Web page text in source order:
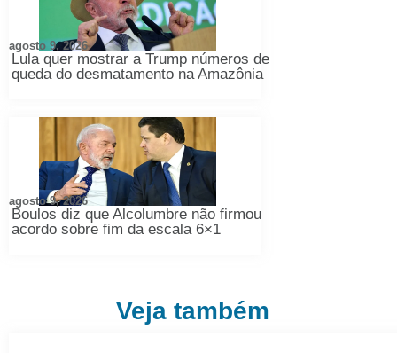
Lula quer mostrar a Trump números de
queda do desmatamento na Amazônia
agosto 9, 2026
Boulos diz que Alcolumbre não firmou
acordo sobre fim da escala 6×1
agosto 9, 2026
Veja também